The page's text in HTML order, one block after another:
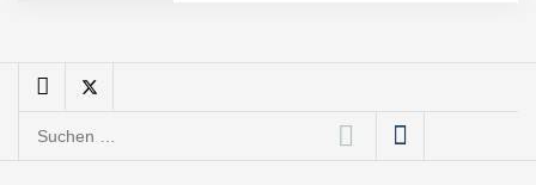
Novumstate übernimmt
Suchen